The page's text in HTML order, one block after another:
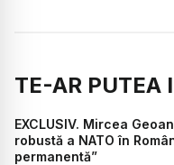
TE-AR PUTEA
EXCLUSIV. Mircea
robustă a NATO în
permanentă”